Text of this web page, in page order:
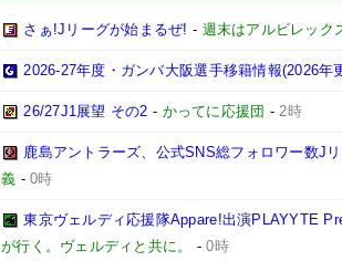
さぁ!Jリーグが始まるぜ! - 週末はアルビレック
2026-27年度・ガンバ大阪選手移籍情報(2026年
26/27J1展望 その2 - かってに応援団 -2時
鹿島アントラーズ、公式SNS総フォロワー数J
義 -0時
東京ヴェルディ応援隊Appare!出演PLAYYTE
が行く。ヴェルディと共に。
-0時